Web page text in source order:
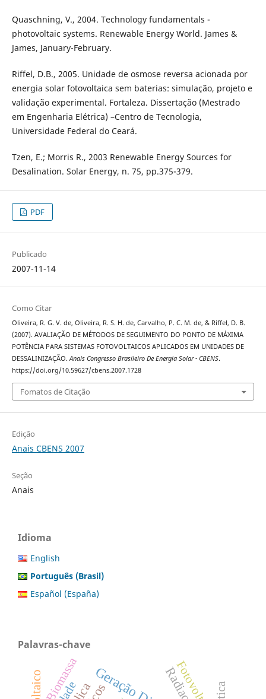
Quaschning, V., 2004. Technology fundamentals -
photovoltaic systems. Renewable Energy World. James &
James, January-February.
Riffel, D.B., 2005. Unidade de osmose reversa acionada por
energia solar fotovoltaica sem baterias: simulação, projeto e
validação experimental. Fortaleza. Dissertação (Mestrado
em Engenharia Elétrica) –Centro de Tecnologia,
Universidade Federal do Ceará.
Tzen, E.; Morris R., 2003 Renewable Energy Sources for
Desalination. Solar Energy, n. 75, pp.375-379.
PDF
Publicado
2007-11-14
Como Citar
Oliveira, R. G. V. de, Oliveira, R. S. H. de, Carvalho, P. C. M. de, & Riffel, D. B.
(2007). AVALIAÇÃO DE MÉTODOS DE SEGUIMENTO DO PONTO DE MÁXIMA
POTÊNCIA PARA SISTEMAS FOTOVOLTAICOS APLICADOS EM UNIDADES DE
DESSALINIZAÇÃO.Anais Congresso Brasileiro De Energia Solar - CBENS.
https://doi.org/10.59627/cbens.2007.1728
Fomatos de Citação
Edição
Anais CBENS 2007
Seção
Anais
Idioma
English
Português (Brasil)
Español (España)
Palavras-chave
Biomassa